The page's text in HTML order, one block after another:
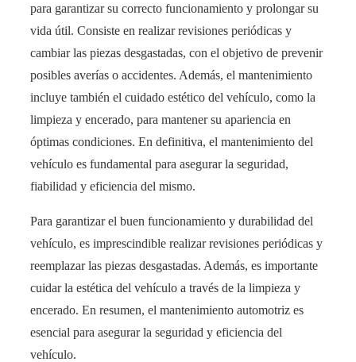
para garantizar su correcto funcionamiento y prolongar su
vida útil. Consiste en realizar revisiones periódicas y
cambiar las piezas desgastadas, con el objetivo de prevenir
posibles averías o accidentes. Además, el mantenimiento
incluye también el cuidado estético del vehículo, como la
limpieza y encerado, para mantener su apariencia en
óptimas condiciones. En definitiva, el mantenimiento del
vehículo es fundamental para asegurar la seguridad,
fiabilidad y eficiencia del mismo.
Para garantizar el buen funcionamiento y durabilidad del
vehículo, es imprescindible realizar revisiones periódicas y
reemplazar las piezas desgastadas. Además, es importante
cuidar la estética del vehículo a través de la limpieza y
encerado. En resumen, el mantenimiento automotriz es
esencial para asegurar la seguridad y eficiencia del
vehículo.